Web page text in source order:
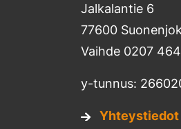
Jalkalantie 6
77600
Vaihde 0207
y-tunnus:
Yhteystiedot